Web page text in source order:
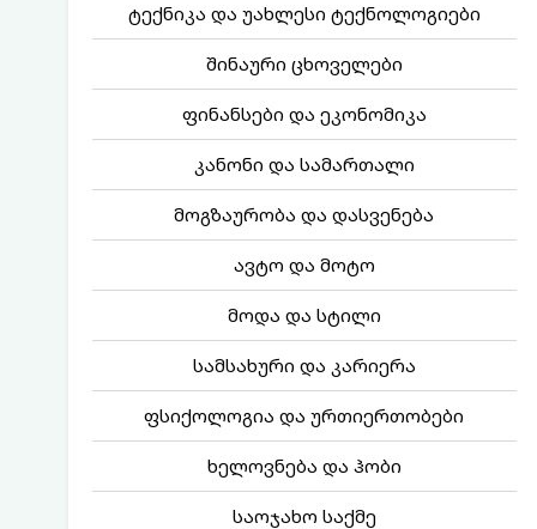
ტექნიკა და უახლესი ტექნოლოგიები
შინაური ცხოველები
ფინანსები და ეკონომიკა
კანონი და სამართალი
მოგზაურობა და დასვენება
ავტო და მოტო
მოდა და სტილი
სამსახური და კარიერა
ფსიქოლოგია და ურთიერთობები
ხელოვნება და ჰობი
საოჯახო საქმე